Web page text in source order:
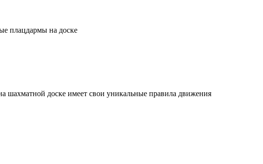
плацдармы на доске
шахматной доске имеет свои уникальные правила движения